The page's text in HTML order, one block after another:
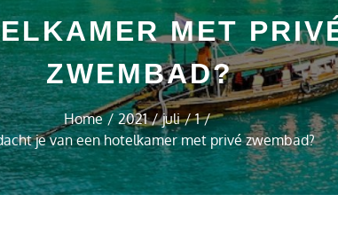
MET
ZWEMBAD?
Home 2021 juli
1
je van een hotelkamer met privé zwembad?